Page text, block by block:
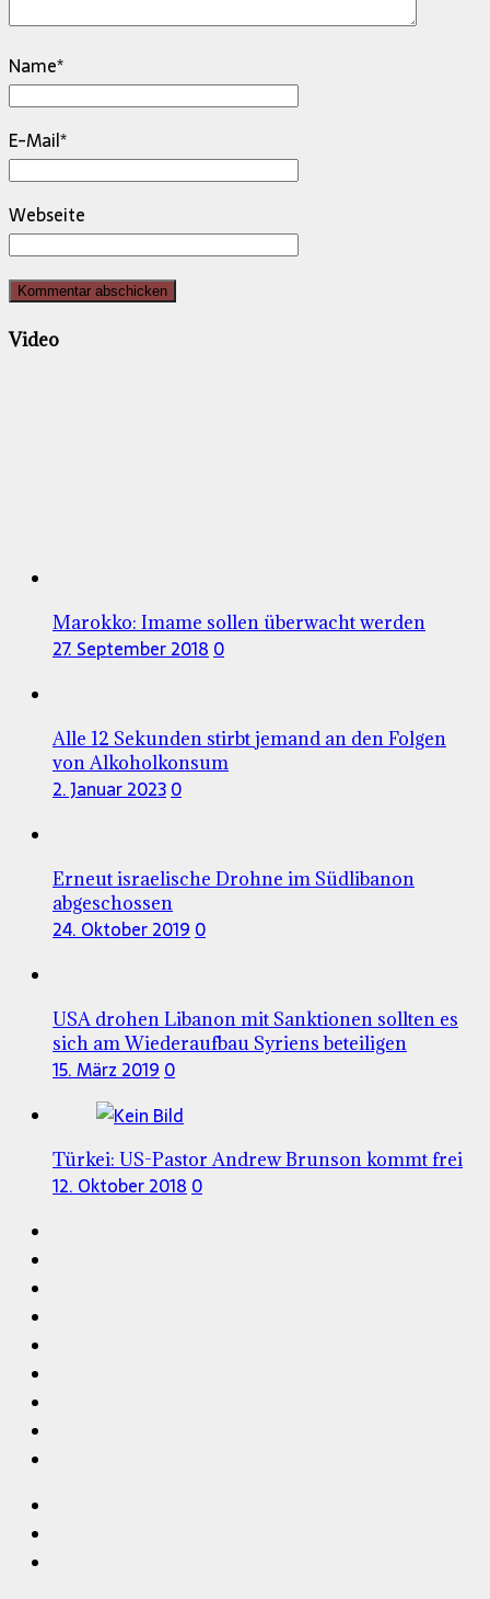
Name*
E-Mail*
Webseite
Video
Marokko: Imame sollen überwacht werden
27. September 2018 0
Alle 12 Sekunden stirbt jemand an den Folgen
von Alkoholkonsum
2. Januar 20230
Erneut israelische Drohne im Südlibanon
abgeschossen
24. Oktober 2019 0
USA drohen Libanon mit Sanktionen sollten es
sich am Wiederaufbau Syriens beteiligen
15. März 2019 0
Türkei: US-Pastor Andrew Brunson kommt frei
12. Oktober 2018 0